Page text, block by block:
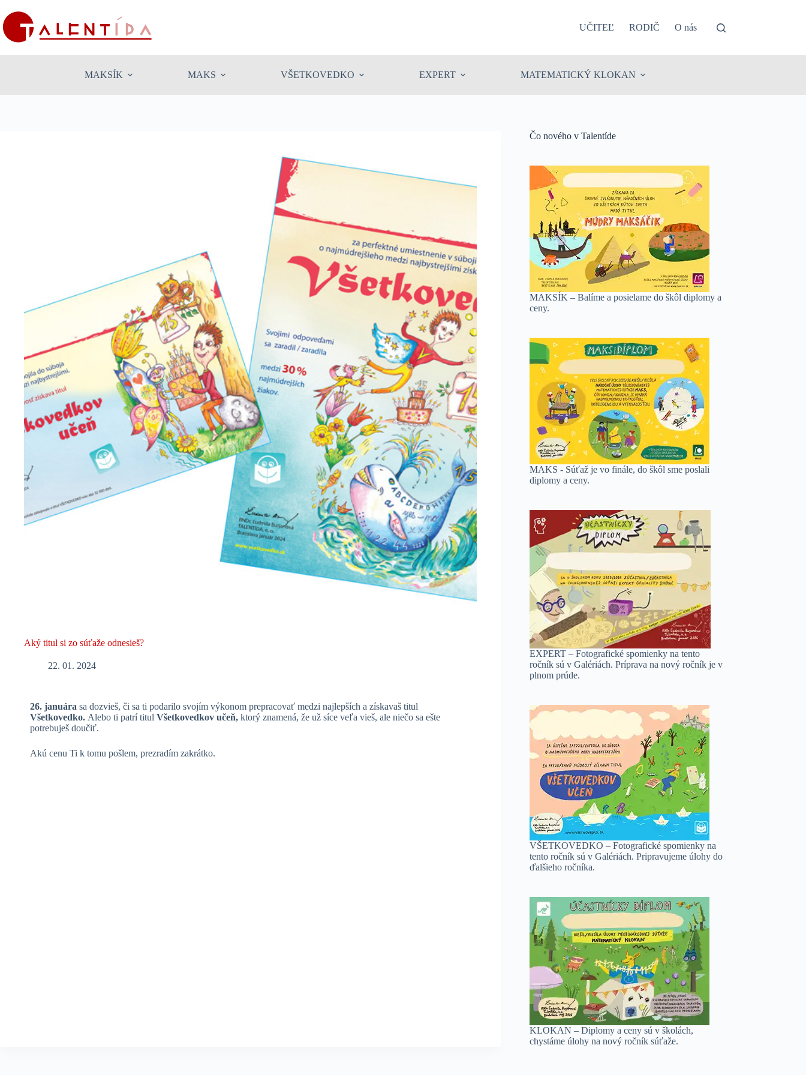
UČITEĽ RODIČ O nás
MAKSÍK MAKS VŠETKOVEDKO EXPERT MATEMATICKÝ KLOKAN
Aký titul si zo súťaže odnesieš?
22. 01. 2024
26. januára sa dozvieš, či sa ti podarilo svojím výkonom prepracovať medzi najlepších a získavaš titul
Všetkovedko. Alebo ti patrí titul Všetkovedkov učeň, ktorý znamená, že už síce veľa vieš, ale niečo sa ešte
potrebuješ doučiť.
Akú cenu Ti k tomu pošlem, prezradím zakrátko.
Čo nového v Talentíde
MAKSÍK – Balíme a posielame do škôl diplomy a
ceny.
MAKS - Súťaž je vo finále, do škôl sme poslali
diplomy a ceny.
EXPERT – Fotografické spomienky na tento
ročník sú v Galériách. Príprava na nový ročník je v
plnom prúde.
VŠETKOVEDKO – Fotografické spomienky na
tento ročník sú v Galériách. Pripravujeme úlohy do
ďalšieho ročníka.
KLOKAN – Diplomy a ceny sú v školách,
chystáme úlohy na nový ročník súťaže.